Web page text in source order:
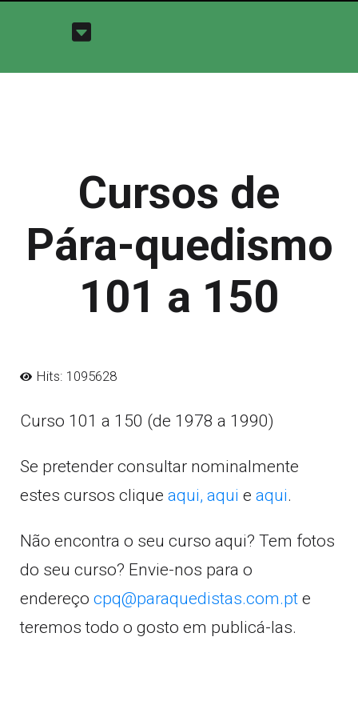
Cursos de
Pára-quedismo
101 a 150
Hits: 1095628
Curso 101 a 150 (de 1978 a 1990)
Se pretender consultar nominalmente
estes cursos clique aqui, aqui e aqui.
Não encontra o seu curso aqui? Tem fotos
do seu curso? Envie-nos para o
endereço cpq@paraquedistas.com.pt e
teremos todo o gosto em publicá-las.